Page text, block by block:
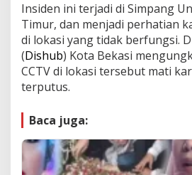
Insiden ini terjadi di Simpang
Timur, dan menjadi perhatian
di lokasi yang tidak berfungsi.
(Dishub) Kota Bekasi
CCTV di lokasi tersebut mati
terputus.
Baca juga: